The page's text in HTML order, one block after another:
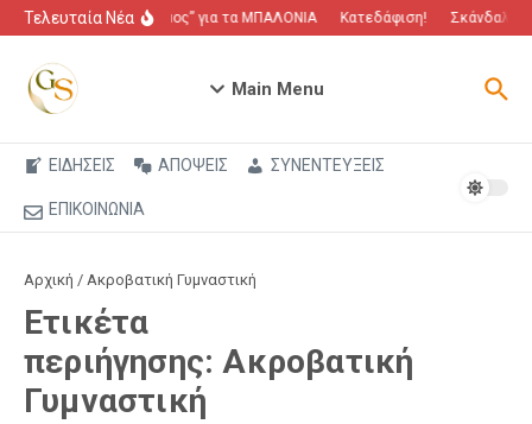
Μετάβαση στο περιεχόμενο
Τελευταία Νέα“Πόλεμος” για τα ΜΠΑΛΟΝΙΑ Κατεδάφιση! Σκάνδαλο
Main Menu
ΕΙΔΗΣΕΙΣ ΑΠΟΨΕΙΣ ΣΥΝΕΝΤΕΥΞΕΙΣ
ΕΠΙΚΟΙΝΩΝΙΑ
Αρχική / Ακροβατική Γυμναστική
Ετικέτα
περιήγησης: Ακροβατική
Γυμναστική